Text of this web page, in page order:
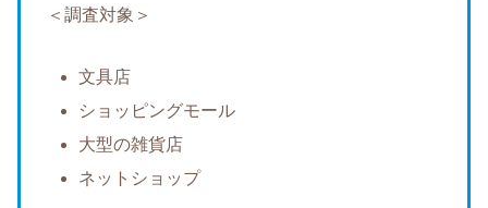
＜調査対象＞
文具店
ショッピングモール
大型の雑貨店
ネットショップ